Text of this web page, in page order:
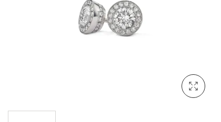
Neu bei Vogl: Cartier
Rolex Certified Pre-Owned entdecken